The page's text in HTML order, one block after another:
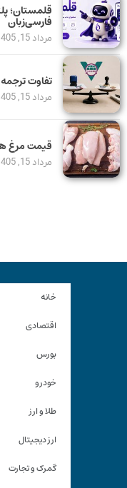
قلمستان؛
فارسی‌زبان
مرداد 15, 1405
تفاوت
مرداد 15, 1405
قیمت مرغ
مرداد 15, 1405
خانه
اقتصادی
بورس
خودرو
طلا و ارز
ارز دیجیتال
گمرک و تجارت